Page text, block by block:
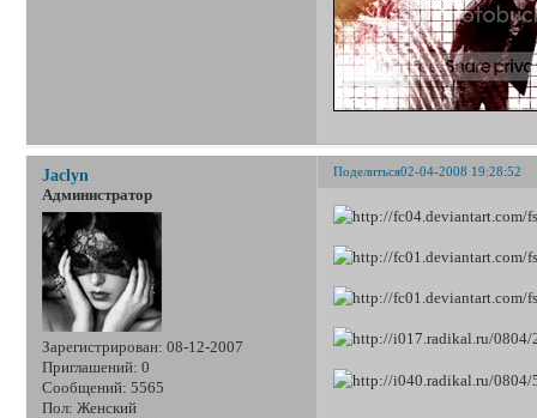
Поделиться02-04-2008 19:28:52
Jaclyn
Администратор
Зарегистрирован: 08-12-2007
Приглашений: 0
Сообщений: 5565
Пол: Женский